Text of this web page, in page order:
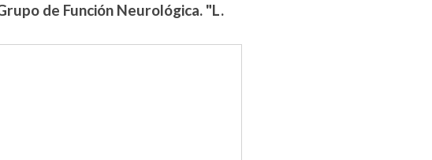
de Función Neurológica. "L.